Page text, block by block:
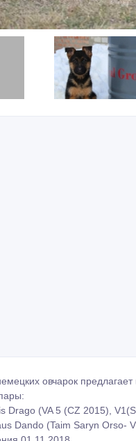
овчарок
Drago (VA 5 (CZ 2015),
Dando (Taim Saryn Orso-